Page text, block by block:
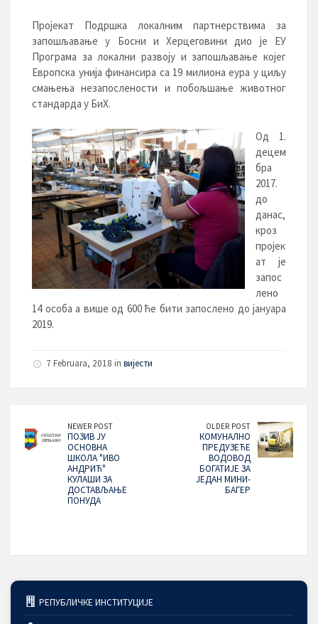
Пројекат Подршка локалним партнерствима за
запошљавање у Босни и Херцеговини дио је ЕУ
Програма за локални развоју и запошљавање којег
Европска унија финансира са 19 милиона еура у циљу
смањења незапослености и побољшање животног
стандарда у БиХ.
Од 1.
децем
бра
2017.
до
данас,
кроз
пројек
ат је
запос
лено
14 особа а више од 600 ће бити запослено до јануара
2019.
7 Februara, 2018 in вијести
NEWER POST
ПОЗИВ ЈУ
ОСНОВНА
ШКОЛА "ИВО
АНДРИЋ"
КУЛАШИ ЗА
ДОСТАВЉАЊЕ
ПОНУДА
OLDER POST
КОМУНАЛНО
ПРЕДУЗЕЋЕ
ВОДОВОД
БОГАТИЈЕ ЗА
ЈЕДАН МИНИ-
БАГЕР
РЕПУБЛИЧКЕ ИНСТИТУЦИЈЕ